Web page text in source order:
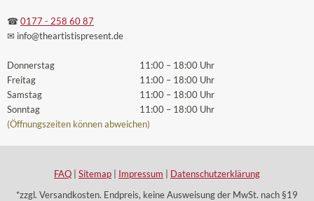
☎ 0177 - 258 60 87
✉ info@theartistispresent.de
Donnerstag
Freitag
Samstag
Sonntag
11:00 – 18:00 Uhr
11:00 – 18:00 Uhr
11:00 – 18:00 Uhr
11:00 – 18:00 Uhr
(Öffnungszeiten können abweichen)
FAQ Sitemap Impressum
Datenschutzerklärung
*zzgl. Versandkosten. Endpreis, keine Ausweisung der MwSt. nach §19